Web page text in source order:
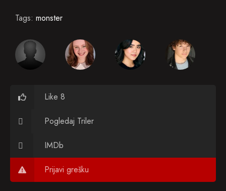
Tags: monster
Like 8
Pogledaj Triler
IMDb
Prijavi grešku